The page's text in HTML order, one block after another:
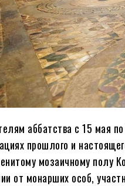
аббатства с 15 мая
прошлого и
мозаичному полу
от монарших особ,